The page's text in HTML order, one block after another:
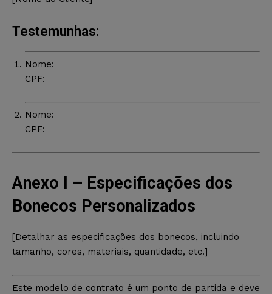
Testemunhas:
Nome:
CPF:
Nome:
CPF:
Anexo I – Especificações dos
Bonecos Personalizados
[Detalhar as especificações dos bonecos, incluindo
tamanho, cores, materiais, quantidade, etc.]
Este modelo de contrato é um ponto de partida e deve